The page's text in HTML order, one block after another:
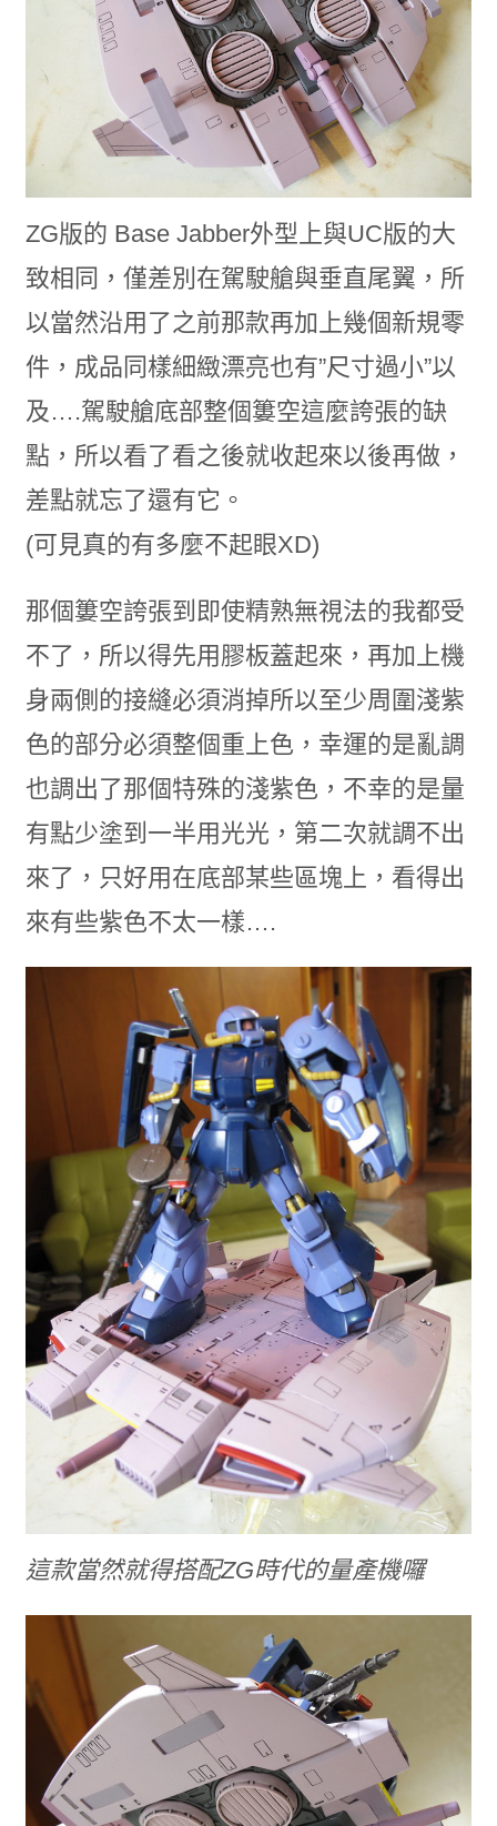
ZG版的 Base Jabber外型上與UC版的大
致相同，僅差別在駕駛艙與垂直尾翼，所
以當然沿用了之前那款再加上幾個新規零
件，成品同樣細緻漂亮也有”尺寸過小”以
及….駕駛艙底部整個簍空這麼誇張的缺
點，所以看了看之後就收起來以後再做，
差點就忘了還有它。
(可見真的有多麼不起眼XD)
那個簍空誇張到即使精熟無視法的我都受
不了，所以得先用膠板蓋起來，再加上機
身兩側的接縫必須消掉所以至少周圍淺紫
色的部分必須整個重上色，幸運的是亂調
也調出了那個特殊的淺紫色，不幸的是量
有點少塗到一半用光光，第二次就調不出
來了，只好用在底部某些區塊上，看得出
來有些紫色不太一樣….
這款當然就得搭配ZG時代的量產機囉